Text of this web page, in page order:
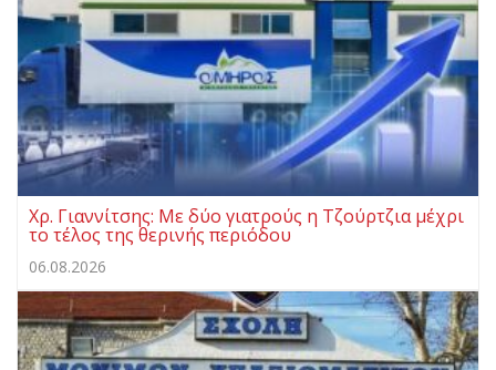
Χρ. Γιαννίτσης: Με δύο γιατρούς η Τζούρτζια μέχρι
το τέλος της θερινής περιόδου
06.08.2026